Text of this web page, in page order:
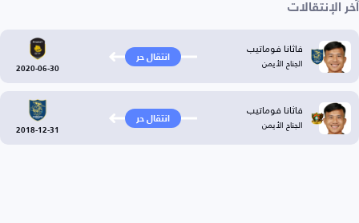
آخر الإنتقالات
فاثانا فوماتيب
الجناح الأيمن انتقال حر
2020-06-30
فاثانا فوماتيب
الجناح الأيمن انتقال حر
2018-12-31